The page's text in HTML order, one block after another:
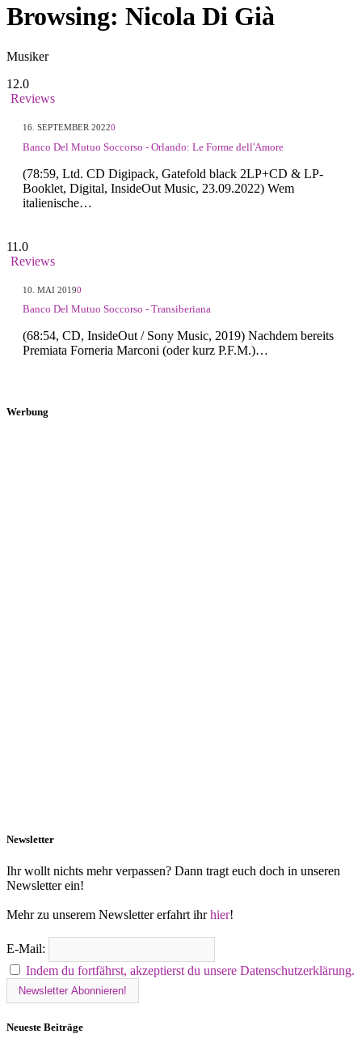
Browsing: Nicola Di Già
Musiker
12.0
Reviews
16. SEPTEMBER 20220
Banco Del Mutuo Soccorso - Orlando: Le Forme dell'Amore
(78:59, Ltd. CD Digipack, Gatefold black 2LP+CD & LP-
Booklet, Digital, InsideOut Music, 23.09.2022) Wem
italienische…
11.0
Reviews
10. MAI 20190
Banco Del Mutuo Soccorso - Transiberiana
(68:54, CD, InsideOut / Sony Music, 2019) Nachdem bereits
Premiata Forneria Marconi (oder kurz P.F.M.)…
Werbung
Newsletter
Ihr wollt nichts mehr verpassen? Dann tragt euch doch in unseren
Newsletter ein!
Mehr zu unserem Newsletter erfahrt ihrhier!
E-Mail:
Indem du fortfährst, akzeptierst du unsere Datenschutzerklärung.
Neueste Beiträge